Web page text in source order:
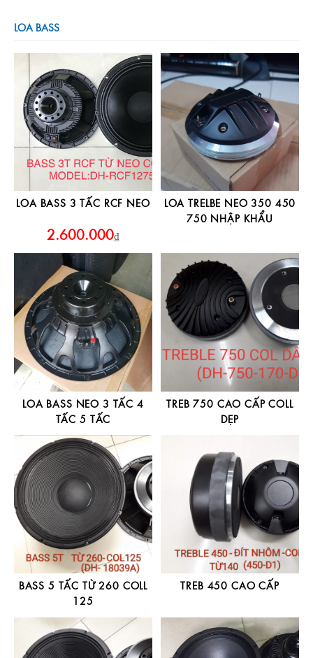
LOA BASS
LOA BASS 3 TẤC RCF NEO
2.600.000₫
LOA TRELBE NEO 350 450
750 NHẬP KHẨU
LOA BASS NEO 3 TẤC 4
TẤC 5 TẤC
TREB 750 CAO CẤP COLL
DẸP
BASS 5 TẤC TỪ 260 COLL
125
TREB 450 CAO CẤP